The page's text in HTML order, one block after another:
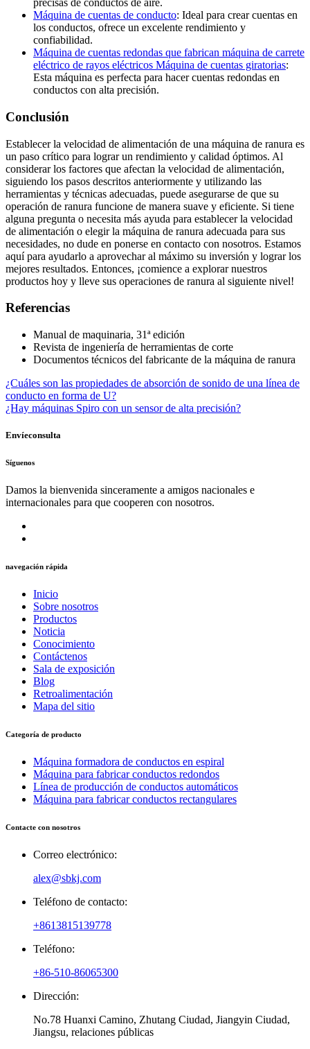
precisas de conductos de aire.
Máquina de cuentas de conducto: Ideal para crear cuentas en
los conductos, ofrece un excelente rendimiento y
confiabilidad.
Máquina de cuentas redondas que fabrican máquina de carrete
eléctrico de rayos eléctricos Máquina de cuentas giratorias:
Esta máquina es perfecta para hacer cuentas redondas en
conductos con alta precisión.
Conclusión
Establecer la velocidad de alimentación de una máquina de ranura es
un paso crítico para lograr un rendimiento y calidad óptimos. Al
considerar los factores que afectan la velocidad de alimentación,
siguiendo los pasos descritos anteriormente y utilizando las
herramientas y técnicas adecuadas, puede asegurarse de que su
operación de ranura funcione de manera suave y eficiente. Si tiene
alguna pregunta o necesita más ayuda para establecer la velocidad
de alimentación o elegir la máquina de ranura adecuada para sus
necesidades, no dude en ponerse en contacto con nosotros. Estamos
aquí para ayudarlo a aprovechar al máximo su inversión y lograr los
mejores resultados. Entonces, ¡comience a explorar nuestros
productos hoy y lleve sus operaciones de ranura al siguiente nivel!
Referencias
Manual de maquinaria, 31ª edición
Revista de ingeniería de herramientas de corte
Documentos técnicos del fabricante de la máquina de ranura
¿Cuáles son las propiedades de absorción de sonido de una línea de
conducto en forma de U?
¿Hay máquinas Spiro con un sensor de alta precisión?
Envíeconsulta
Síguenos
Damos la bienvenida sinceramente a amigos nacionales e
internacionales para que cooperen con nosotros.
navegación rápida
Inicio
Sobre nosotros
Productos
Noticia
Conocimiento
Contáctenos
Sala de exposición
Blog
Retroalimentación
Mapa del sitio
Categoría de producto
Máquina formadora de conductos en espiral
Máquina para fabricar conductos redondos
Línea de producción de conductos automáticos
Máquina para fabricar conductos rectangulares
Contacte con nosotros
Correo electrónico:
alex@sbkj.com
Teléfono de contacto:
+8613815139778
Teléfono:
+86-510-86065300
Dirección:
No.78 Huanxi Camino, Zhutang Ciudad, Jiangyin Ciudad,
Jiangsu, relaciones públicas